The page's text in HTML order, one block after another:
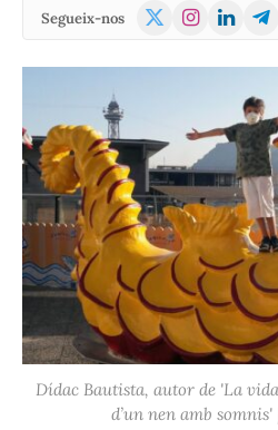
Segueix-nos
X
Instagram
LinkedIn
Dídac Bautista, autor de 'La
d’un nen amb